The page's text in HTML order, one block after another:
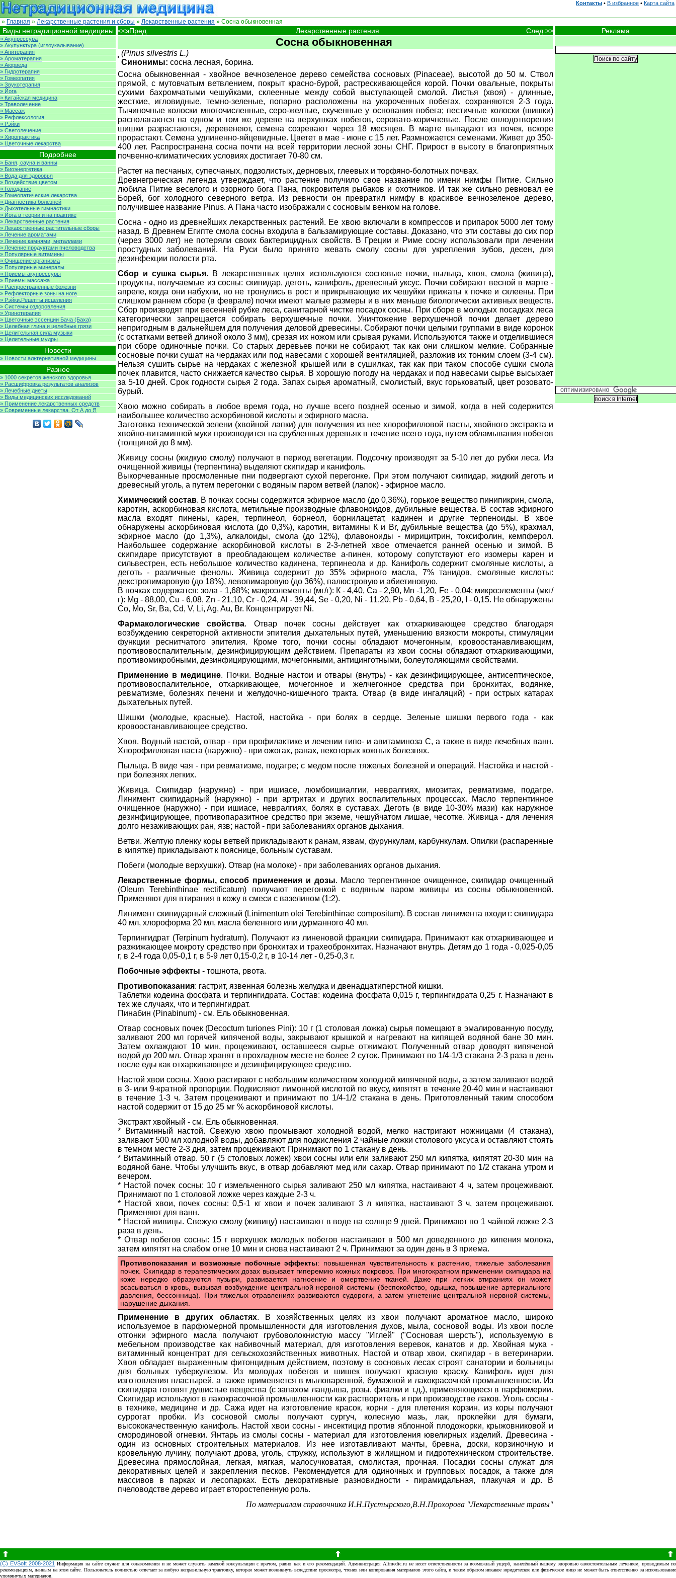
Контакты • В избранное • Карта сайта
» Главная » Лекарственные растения и сборы » Лекарственные растения » Сосна обыкновенная
<<эПред. Лекарственные растения След.>>
Сосна обыкновенная
(Pinus silvestris L.)
Синонимы: сосна лесная, борина.
Сосна обыкновенная - хвойное вечнозеленое дерево семейства сосновых (Pinaceae), высотой до 50 м. Ствол
прямой, с мутовчатым ветвлением, покрыт красно-бурой, растрескивающейся корой. Почки овальные, покрыты
сухими бахромчатыми чешуйками, склеенные между собой выступающей смолой. Листья (хвоя) - длинные,
жесткие, игловидные, темно-зеленые, попарно расположены на укороченных побегах, сохраняются 2-3 года.
Тычиночные колоски многочисленные, серо-желтые, скученные у основания побега; пестичные колоски (шишки)
располагаются на одном и том же дереве на верхушках побегов, серовато-коричневые. После оплодотворения
шишки разрастаются, деревенеют, семена созревают через 18 месяцев. В марте выпадают из почек, вскоре
прорастают. Семена удлиненно-яйцевидные. Цветет в мае - июне с 15 лет. Размножается семенами. Живет до 350-
400 лет. Распространена сосна почти на всей территории лесной зоны СНГ. Прирост в высоту в благоприятных
почвенно-климатических условиях достигает 70-80 см.
Растет на песчаных, супесчаных, подзолистых, дерновых, глеевых и торфяно-болотных почвах.
Древнегреческая легенда утверждает, что растение получило свое название по имени нимфы Питие. Сильно
любила Питие веселого и озорного бога Пана, покровителя рыбаков и охотников. И так же сильно ревновал ее
Борей, бог холодного северного ветра. Из ревности он превратил нимфу в красивое вечнозеленое дерево,
получившее название Pinus. А Пана часто изображали с сосновым венком на голове.
Сосна - одно из древнейших лекарственных растений. Ее хвою включали в компрессов и припарок 5000 лет тому
назад. В Древнем Египте смола сосны входила в бальзамирующие составы. Доказано, что эти составы до сих пор
(через 3000 лет) не потеряли своих бактерицидных свойств. В Греции и Риме сосну использовали при лечении
простудных заболеваний. На Руси было принято жевать смолу сосны для укрепления зубов, десен, для
дезинфекции полости рта.
Сбор и сушка сырья. В лекарственных целях используются сосновые почки, пыльца, хвоя, смола (живица),
продукты, получаемые из сосны: скипидар, деготь, канифоль, древесный уксус. Почки собирают весной в марте -
апреле, когда они набухли, но не тронулись в рост и прикрывающие их чешуйки прижаты к почке и склеены. При
слишком раннем сборе (в феврале) почки имеют малые размеры и в них меньше биологически активных веществ.
Сбор производят при весенней рубке леса, санитарной чистке посадок сосны. При сборе в молодых посадках леса
категорически запрещается собирать верхушечные почки. Уничтожение верхушечной почки делает дерево
непригодным в дальнейшем для получения деловой древесины. Собирают почки целыми группами в виде коронок
(с остатками ветвей длиной около 3 мм), срезая их ножом или срывая руками. Используются также и отделившиеся
при сборе одиночные почки. Со старых деревьев почки не собирают, так как они слишком мелкие. Собранные
сосновые почки сушат на чердаках или под навесами с хорошей вентиляцией, разложив их тонким слоем (3-4 см).
Нельзя сушить сырье на чердаках с железной крышей или в сушилках, так как при таком способе сушки смола
почек плавится, часто снижается качество сырья. В хорошую погоду на чердаках и под навесами сырье высыхает
за 5-10 дней. Срок годности сырья 2 года. Запах сырья ароматный, смолистый, вкус горьковатый, цвет розовато-
бурый.
Хвою можно собирать в любое время года, но лучше всего поздней осенью и зимой, когда в ней содержится
наибольшее количество аскорбиновой кислоты и эфирного масла.
Заготовка технической зелени (хвойной лапки) для получения из нее хлорофилловой пасты, хвойного экстракта и
хвойно-витаминной муки производится на срубленных деревьях в течение всего года, путем обламывания побегов
(толщиной до 8 мм).
Живицу сосны (жидкую смолу) получают в период вегетации. Подсочку производят за 5-10 лет до рубки леса. Из
очищенной живицы (терпентина) выделяют скипидар и канифоль.
Выкорчеванные просмоленные пни подвергают сухой перегонке. При этом получают скипидар, жидкий деготь и
древесный уголь, а путем перегонки с водяным паром ветвей (лапок) - эфирное масло.
Химический состав. В почках сосны содержится эфирное масло (до 0,36%), горькое вещество пинипикрин, смола,
каротин, аскорбиновая кислота, метильные производные флавоноидов, дубильные вещества. В состав эфирного
масла входят пинены, карен, терпинеол, борнеол, борнилацетат, кадинен и другие терпеноиды. В хвое
обнаружены аскорбиновая кислота (до 0,3%), каротин, витамины К и Br, дубильные вещества (до 5%), крахмал,
эфирное масло (до 1,3%), алкалоиды, смола (до 12%), флавоноиды - мирицитрин, токсифолин, кемпферол.
Наибольшее содержание аскорбиновой кислоты в 2-3-летней хвое отмечается ранней осенью и зимой. В
скипидаре присутствуют в преобладающем количестве а-пинен, которому сопутствуют его изомеры карен и
сильвестрен, есть небольшое количество кадинена, терпинеола и др. Канифоль содержит смоляные кислоты, а
деготь - различные фенолы. Живица содержит до 35% эфирного масла, 7% танидов, смоляные кислоты:
декстропимаровую (до 18%), левопимаровую (до 36%), палюстровую и абиетиновую.
В почках содержатся: зола - 1,68%; макроэлементы (мг/г): К - 4,40, Ca - 2,90, Mn -1,20, Fe - 0,04; микроэлементы (мкг/
г): Мg - 88,00, Cu - 6,08, Zn - 21,10, Cr - 0,24, Al - 39,44, Se - 0,20, Ni - 11,20, Pb - 0,64, В - 25,20, I - 0,15. Не обнаружены
Со, Mo, Sr, Ba, Cd, V, Li, Ag, Au, Br. Концентрирует Ni.
Фармакологические свойства. Отвар почек сосны действует как отхаркивающее средство благодаря
возбуждению секреторной активности эпителия дыхательных путей, уменьшению вязкости мокроты, стимуляции
функции реснитчатого эпителия. Кроме того, почки сосны обладают мочегонным, кровоостанавливающим,
противовоспалительным, дезинфицирующим действием. Препараты из хвои сосны обладают отхаркивающими,
противомикробными, дезинфицирующими, мочегонными, антицинготными, болеутоляющими свойствами.
Применение в медицине. Почки. Водные настои и отвары (внутрь) - как дезинфицирующее, антисептическое,
противовоспалительное, отхаркивающее, мочегонное и желчегонное средства при бронхитах, водянке,
ревматизме, болезнях печени и желудочно-кишечного тракта. Отвар (в виде ингаляций) - при острых катарах
дыхательных путей.
Шишки (молодые, красные). Настой, настойка - при болях в сердце. Зеленые шишки первого года - как
кровоостанавливающее средство.
Хвоя. Водный настой, отвар - при профилактике и лечении гипо- и авитаминоза С, а также в виде лечебных ванн.
Хлорофилловая паста (наружно) - при ожогах, ранах, некоторых кожных болезнях.
Пыльца. В виде чая - при ревматизме, подагре; с медом после тяжелых болезней и операций. Настойка и настой -
при болезнях легких.
Живица. Скипидар (наружно) - при ишиасе, люмбоишиалгии, невралгиях, миозитах, ревматизме, подагре.
Линимент скипидарный (наружно) - при артритах и других воспалительных процессах. Масло терпентинное
очищенное (наружно) - при ишиасе, невралгиях, болях в суставах. Деготь (в виде 10-30% мази) как наружное
дезинфицирующее, противопаразитное средство при экземе, чешуйчатом лишае, чесотке. Живица - для лечения
долго незаживающих ран, язв; настой - при заболеваниях органов дыхания.
Ветви. Желтую пленку коры ветвей прикладывают к ранам, язвам, фурункулам, карбункулам. Опилки (распаренные
в кипятке) прикладывают к пояснице, больным суставам.
Побеги (молодые верхушки). Отвар (на молоке) - при заболеваниях органов дыхания.
Лекарственные формы, способ применения и дозы. Масло терпентинное очищенное, скипидар очищенный
(Oleum Terebinthinae rectificatum) получают перегонкой с водяным паром живицы из сосны обыкновенной.
Применяют для втирания в кожу в смеси с вазелином (1:2).
Линимент скипидарный сложный (Linimentum olei Terebinthinae compositum). В состав линимента входит: скипидара
40 мл, хлороформа 20 мл, масла беленного или дурманного 40 мл.
Терпингидрат (Terpinum hydratum). Получают из линеновой фракции скипидара. Принимают как отхаркивающее и
разжижающее мокроту средство при бронхитах и трахеобронхитах. Назначают внутрь. Детям до 1 года - 0,025-0,05
г, в 2-4 года 0,05-0,1 г, в 5-9 лет 0,15-0,2 г, в 10-14 лет - 0,25-0,3 г.
Побочные эффекты - тошнота, рвота.
Противопоказания: гастрит, язвенная болезнь желудка и двенадцатиперстной кишки.
Таблетки кодеина фосфата и терпингидрата. Состав: кодеина фосфата 0,015 г, терпингидрата 0,25 г. Назначают в
тех же случаях, что и терпингидрат.
Пинабин (Pinabinum) - см. Ель обыкновенная.
Отвар сосновых почек (Decoctum turiones Pini): 10 г (1 столовая ложка) сырья помещают в эмалированную посуду,
заливают 200 мл горячей кипяченой воды, закрывают крышкой и нагревают на кипящей водяной бане 30 мин.
Затем охлаждают 10 мин, процеживают, оставшееся сырье отжимают. Полученный отвар доводят кипяченой
водой до 200 мл. Отвар хранят в прохладном месте не более 2 суток. Принимают по 1/4-1/3 стакана 2-3 раза в день
после еды как отхаркивающее и дезинфицирующее средство.
Настой хвои сосны. Хвою растирают с небольшим количеством холодной кипяченой воды, а затем заливают водой
в 3- или 9-кратной пропорции. Подкисляют лимонной кислотой по вкусу, кипятят в течение 20-40 мин и настаивают
в течение 1-3 ч. Затем процеживают и принимают по 1/4-1/2 стакана в день. Приготовленный таким способом
настой содержит от 15 до 25 мг % аскорбиновой кислоты.
Экстракт хвойный - см. Ель обыкновенная.
* Витаминный настой. Свежую хвою промывают холодной водой, мелко настригают ножницами (4 стакана),
заливают 500 мл холодной воды, добавляют для подкисления 2 чайные ложки столового уксуса и оставляют стоять
в темном месте 2-3 дня, затем процеживают. Принимают по 1 стакану в день.
* Витаминный отвар. 50 г (5 столовых ложек) хвои сосны или ели заливают 250 мл кипятка, кипятят 20-30 мин на
водяной бане. Чтобы улучшить вкус, в отвар добавляют мед или сахар. Отвар принимают по 1/2 стакана утром и
вечером.
* Настой почек сосны: 10 г измельченного сырья заливают 250 мл кипятка, настаивают 4 ч, затем процеживают.
Принимают по 1 столовой ложке через каждые 2-3 ч.
* Настой хвои, почек сосны: 0,5-1 кг хвои и почек заливают 3 л кипятка, настаивают 3 ч, затем процеживают.
Применяют для ванн.
* Настой живицы. Свежую смолу (живицу) настаивают в воде на солнце 9 дней. Принимают по 1 чайной ложке 2-3
раза в день.
* Отвар побегов сосны: 15 г верхушек молодых побегов настаивают в 500 мл доведенного до кипения молока,
затем кипятят на слабом огне 10 мин и снова настаивают 2 ч. Принимают за один день в 3 приема.
Противопоказания и возможные побочные эффекты: повышенная чувствительность к растению, тяжелые заболевания
почек. Скипидар в терапевтических дозах вызывает гиперемию кожных покровов. При многократном применении скипидара на
коже нередко образуются пузыри, развивается нагноение и омертвение тканей. Даже при легких втираниях он может
всасываться в кровь, вызывая возбуждение центральной нервной системы (беспокойство, одышка, повышение артериального
давления, бессонница). При тяжелых отравлениях развиваются судороги, а затем угнетение центральной нервной системы,
нарушение дыхания.
Применение в других областях. В хозяйственных целях из хвои получают ароматное масло, широко
используемое в парфюмерной промышленности для изготовления духов, мыла, сосновой воды. Из хвои после
отгонки эфирного масла получают грубоволокнистую массу "Иглей" ("Сосновая шерсть"), используемую в
мебельном производстве как набивочный материал, для изготовления веревок, канатов и др. Хвойная мука -
витаминный концентрат для сельскохозяйственных животных. Настой и отвар хвои, скипидар - в ветеринарии.
Хвоя обладает выраженным фитонцидным действием, поэтому в сосновых лесах строят санатории и больницы
для больных туберкулезом. Из молодых побегов и шишек получают красную краску. Канифоль идет для
изготовления пластырей, а также применяется в мыловаренной, бумажной и лакокрасочной промышленности. Из
скипидара готовят душистые вещества (с запахом ландыша, розы, фиалки и т.д.), применяющиеся в парфюмерии.
Скипидар используют в лакокрасочной промышленности как растворитель и при производстве лаков. Уголь сосны -
в технике, медицине и др. Сажа идет на изготовление красок, корни - для плетения корзин, из коры получают
суррогат пробки. Из сосновой смолы получают сургуч, колесную мазь, лак, проклейки для бумаги,
высококачественную канифоль. Настой хвои сосны - инсектицид против яблонной плодожорки, крыжовниковой и
смородиновой огневки. Янтарь из смолы сосны - материал для изготовления ювелирных изделий. Древесина -
один из основных строительных материалов. Из нее изготавливают мачты, бревна, доски, корзиночную и
кровельную лучину, получают дрова, уголь, стружку, используют в жилищном и гидротехническом строительстве.
Древесина прямослойная, легкая, мягкая, малосучковатая, смолистая, прочная. Посадки сосны служат для
декоративных целей и закрепления песков. Рекомендуется для одиночных и групповых посадок, а также для
массивов в парках и лесопарках. Есть декоративные разновидности - пирамидальная, плакучая и др. В
пчеловодстве дерево играет второстепенную роль.
По материалам справочника И.Н.Пустырского,В.Н.Прохорова "Лекарственные травы"
Виды нетрадиционной медицины
» Акупрессура
» Акупунктура (иглоукалывание)
» Апитерапия
» Ароматерапия
» Аюрведа
» Гидротерапия
» Гомеопатия
» Звукотерапия
» Йога
» Китайская медицина
» Траволечение
» Массаж
» Рефлексология
» Рэйки
» Светолечение
» Хиропрактика
» Цветочные лекарства
Подробнее
» Баня, сауна и ванны
» Биоэнергетика
» Вода для здоровья
» Воздействие цветом
» Голодание
» Гомеопатические лекарства
» Диагностика болезней
» Дыхательные гимнастики
» Йога в теории и на практике
» Лекарственные растения
» Лекарственные растительные сборы
» Лечение ароматами
» Лечение камнями, металлами
» Лечение продуктами пчеловодства
» Популярные витамины
» Очищение организма
» Популярные минералы
» Приемы акупрессуры
» Приемы массажа
» Распространенные болезни
» Рефлекторные зоны на ноге
» Рэйки.Рецепты исцеления
» Системы оздоровления
» Уринотерапия
» Цветочные эссенции Бача (Баха)
» Целебная глина и целебные грязи
» Целительная сила музыки
» Целительные мудры
Новости
» Новости альтернативной медицины
Разное
» 1000 секретов женского здоровья
» Расшифровка результатов анализов
» Лечебные диеты
» Виды медицинских исследований
» Применение лекарственных средств
» Современные лекарства. От А до Я
Реклама
(C) EVSoft 2008-2021 Информация на сайте служит для ознакомления и не может служить заменой консультации с врачом, равно как и его рекомендаций. Администрация Altmedic.ru не несет ответственности за возможный ущерб, нанесённый вашему здоровью самостоятельным лечением, проводимым по
рекомендациям, данным на этом сайте. Пользователь полностью отвечает за любую неправильную трактовку, которая может возникнуть вследствие просмотра, чтения или копирования материалов этого сайта, и таким образом никакое юридическое или физическое лицо не может быть ответственно за использование
упомянутых материалов.